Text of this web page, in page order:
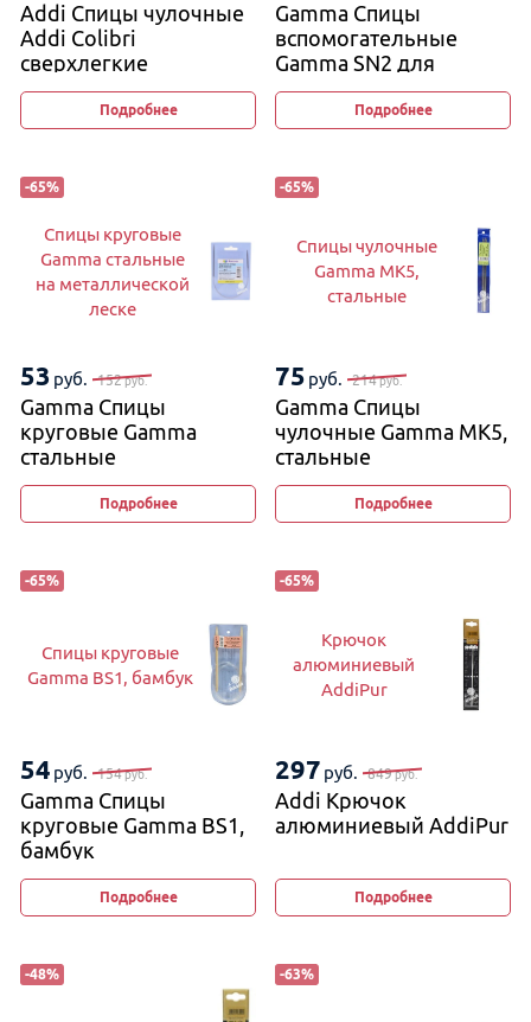
Addi Спицы чулочные
Addi Colibri
сверхлегкие
Подробнее
Gamma Спицы
вспомогательные
Gamma SN2 для
вязания кос и жгутов
2,5 мм и 4 мм, 11−12 см
Подробнее
-65%
Спицы круговые
Gamma стальные
на металлической
леске
53 руб. 152руб.
Gamma Спицы
круговые Gamma
стальные
на металлической
Подробнее
-65%
Спицы чулочные
Gamma MK5,
стальные
75 руб. 214руб.
Gamma Спицы
чулочные Gamma MK5,
стальные
Подробнее
-65%
Спицы круговые
Gamma BS1, бамбук
54 руб. 154руб.
Gamma Спицы
круговые Gamma BS1,
бамбук
Подробнее
-65%
Крючок
алюминиевый
AddiPur
297 руб. 849руб.
Addi Крючок
алюминиевый AddiPur
Подробнее
-48% -63%